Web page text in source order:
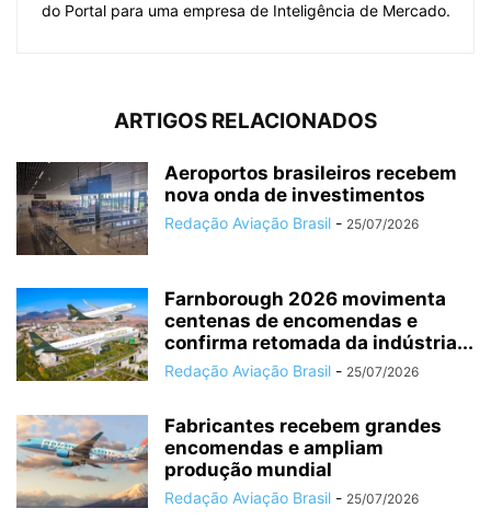
do Portal para uma empresa de Inteligência de Mercado.
ARTIGOS RELACIONADOS
Aeroportos brasileiros recebem
nova onda de investimentos
Redação Aviação Brasil - 25/07/2026
Farnborough 2026 movimenta
centenas de encomendas e
confirma retomada da indústria...
Redação Aviação Brasil - 25/07/2026
Fabricantes recebem grandes
encomendas e ampliam
produção mundial
Redação Aviação Brasil - 25/07/2026